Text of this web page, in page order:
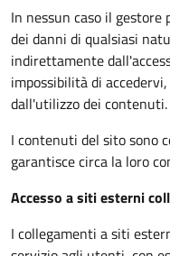
In nessun caso il
dei danni di qualsiasi
indirettamente
impossibilità di
dall'utilizzo dei contenuti.
I contenuti del sito sono
garantisce circa la loro
Accesso a siti esterni
I collegamenti a siti